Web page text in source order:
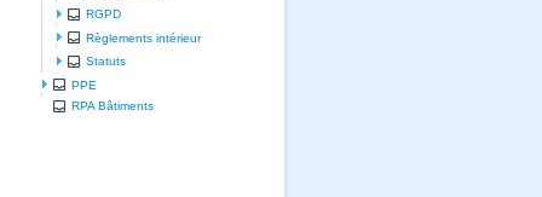
RGPD
Règlements intérieur
Statuts
PPE
RPA Bâtiments